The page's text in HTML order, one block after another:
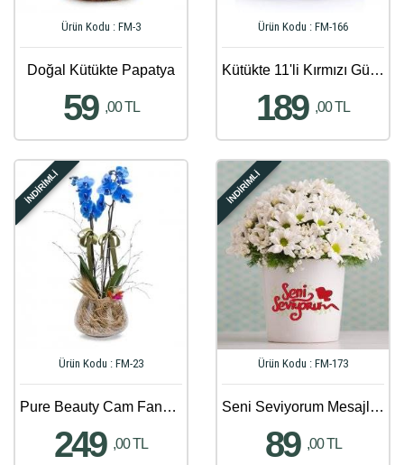
Ürün Kodu : FM-3
Doğal Kütükte Papatya
59 ,00 TL
Ürün Kodu : FM-166
Kütükte 11'li Kırmızı Gül ve Biçme Aranjmanı
189 ,00 TL
İNDİRİMLİ
Ürün Kodu : FM-23
Pure Beauty Cam Fanusta İki Dal Mavi Orkide
249 ,00 TL
İNDİRİMLİ
Ürün Kodu : FM-173
Seni Seviyorum Mesajlı Papatya Aranjmanı
89 ,00 TL